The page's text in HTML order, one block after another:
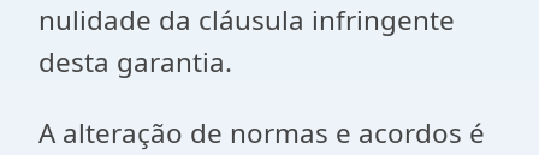
nulidade da cláusula infringente
desta garantia.
A alteração de normas e acordos é